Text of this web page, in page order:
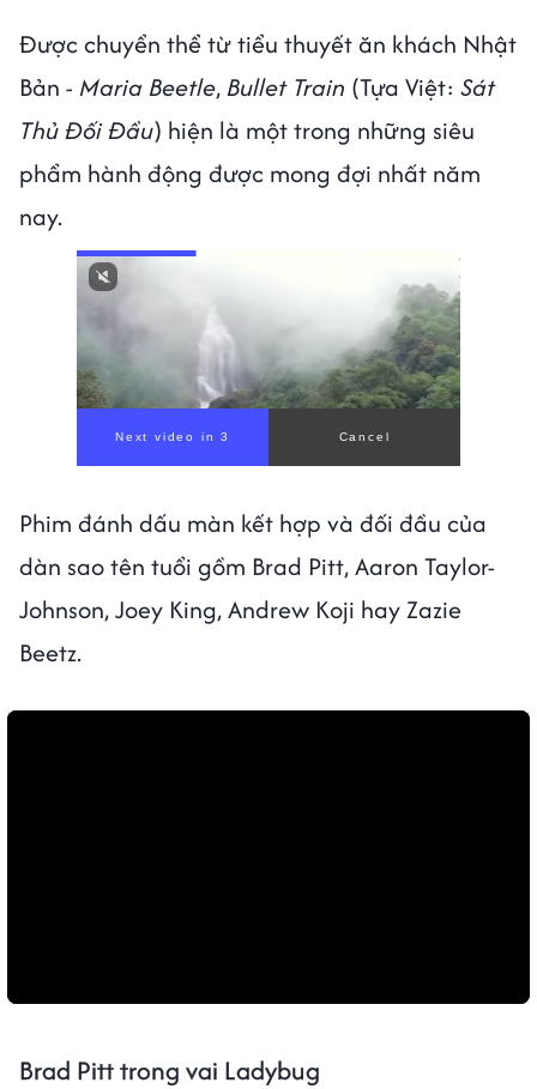
Được chuyển thể từ tiểu thuyết ăn khách Nhật
Bản - Maria Beetle, Bullet Train (Tựa Việt: Sát
Thủ Đối Đầu) hiện là một trong những siêu
phẩm hành động được mong đợi nhất năm
nay.
Next video in 1 Cancel
Phim đánh dấu màn kết hợp và đối đầu của
dàn sao tên tuổi gồm Brad Pitt, Aaron Taylor-
Johnson, Joey King, Andrew Koji hay Zazie
Beetz.
Brad Pitt trong vai Ladybug